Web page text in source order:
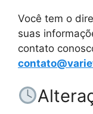
Você tem o
suas
contato